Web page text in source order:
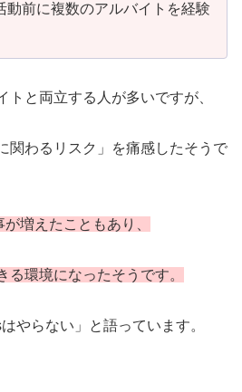
数のアルバイトを経験
トと両立する人が多いですが、
関わるリスク」を痛感したそうで
増えたこともあり、
る環境になったそうです。
やらない」と語っています。